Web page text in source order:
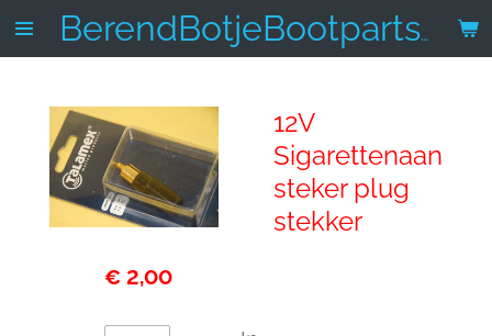
Ga
hoofdinhoud
BerendBotjeBootparts.nl
12V
Sigarettenaan
steker plug
stekker
€ 2,00